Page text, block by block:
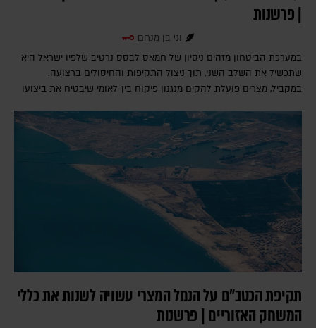
| פרשנות
יוני בן מנחם
במערכת הביטחון מזהים ניסיון של חמאס לבסס נרטיב שלפיו ישראל היא
שתכשיל את השלב השני, תוך ניצול התקיפות והחיסולים ברצועה.
במקביל, מצרים פועלת להקים מנגנון פיקוח בין-לאומי שיבטיח את ביצועו
תקיפת הכטב"ם על הנמל המצרי עשויה לשנות את כללי
המשחק האזוריים | פרשנות